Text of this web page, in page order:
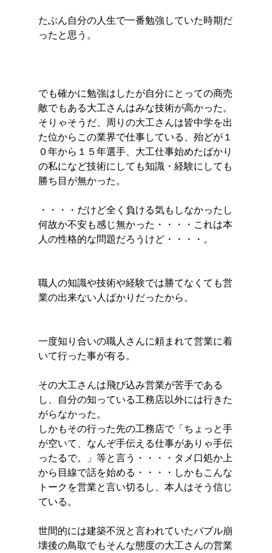
たぶん自分の人生で一番勉強していた時期だ
ったと思う。
でも確かに勉強はしたが自分にとっての商売
敵でもある大工さんはみな技術が高かった。
そりゃそうだ、周りの大工さんは皆中学を出
た位からこの業界で仕事している、殆どが１
０年から１５年選手、大工仕事始めたばかり
の私になど技術にしても知識・経験にしても
勝ち目が無かった。
・・・・だけど全く負ける気もしなかったし
何故か不安も感じ無かった・・・・これは本
人の性格的な問題だろうけど・・・・。
職人の知識や技術や経験では勝てなくても営
業の出来ない人ばかりだったから。
一度知り合いの職人さんに頼まれて営業に着
いて行った事が有る。
その大工さんは飛び込み営業が苦手である
し、自分の知っている工務店以外には行きた
がらなかった。
しかもその行った先の工務店で「ちょっと手
が空いて、なんぞ手伝える仕事がありゃ手伝
ったるで。」等と言う・・・・タメ口処か上
から目線で話を始める・・・・しかもこんな
トークを営業と言い切るし、本人はそう信じ
ている。
世間的には建築不況と言われていたバブル崩
壊後の鳥取でもそんな態度の大工さんの営業